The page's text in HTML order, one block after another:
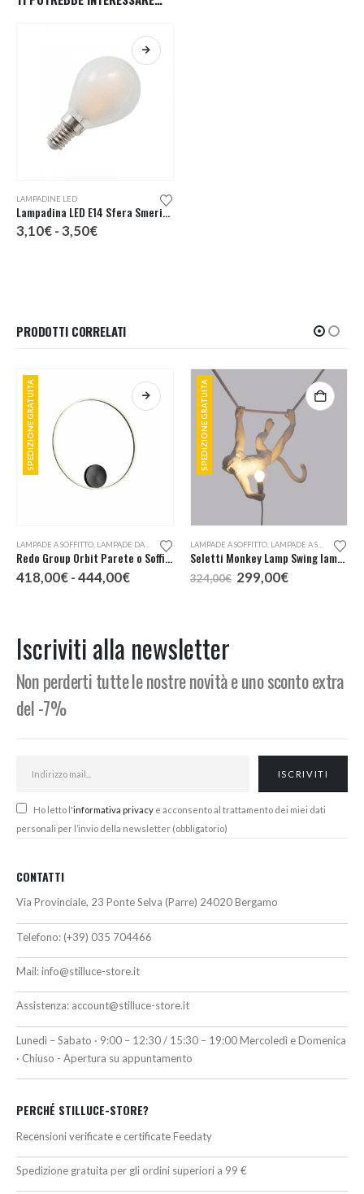
LAMPADINE LED
Lampadina LED E14 Sfera Smerigliata
3,10€ - 3,50€Fascia
PRODOTTI CORRELATI
SPEDIZIONE GRATUITA
LAMPADE A SOFFITTO LAMPADE DA PARETE
Redo Group Orbit Parete o Soffitto LED 80 Diretta
418,00€ - 444,00€Fascia
a
444,00€
SPEDIZIONE GRATUITA
LAMPADE A SOFFITTO LAMPADE A SOSPENSIONE
Seletti Monkey Lamp Swing lampada a sospensione
324,00€ Il
prezzo
299,00€Il
Iscriviti alla newsletter
Non perderti tutte le nostre novità e uno sconto extra
del -7%
Ho letto l'informativa privacy e acconsento al trattamento dei miei dati
personali per l’invio della newsletter (obbligatorio)
CONTATTI
Via Provinciale, 23 Ponte Selva (Parre) 24020 Bergamo
Telefono: (+39) 035 704466
Mail:info@stilluce-store.it
Assistenza: account@stilluce-store.it
Lunedì – Sabato · 9:00 – 12:30 / 15:30 – 19:00 Mercoledì e Domenica
· Chiuso - Apertura su appuntamento
PERCHÉ STILLUCE-STORE?
Recensioni verificate e certificate Feedaty
Spedizione gratuita per gli ordini superiori a 99 €